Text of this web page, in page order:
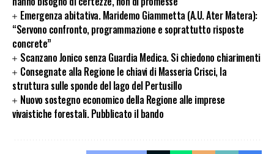
Emergenza abitativa. Maridemo Giammetta (A.U. Ater Matera):
“Servono confronto, programmazione e soprattutto risposte
concrete”
Scanzano Jonico senza Guardia Medica. Si chiedono chiarimenti
Consegnate alla Regione le chiavi di Masseria Crisci, la
struttura sulle sponde del lago del Pertusillo
Nuovo sostegno economico della Regione alle imprese
vivaistiche forestali. Pubblicato il bando